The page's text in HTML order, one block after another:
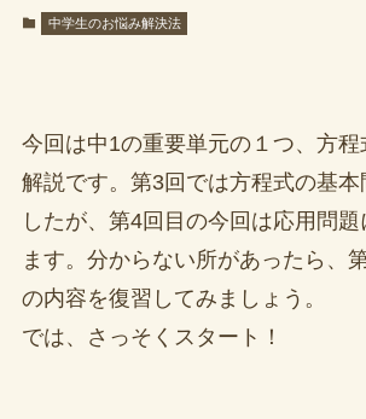
中学生のお悩み解決法
今回は中1の重要単元の１つ、方
解説です。第3回では方程式の基本
したが、第4回目の今回は応用問題
ます。分からない所があったら、
の内容を復習してみましょう。
では、さっそくスタート！